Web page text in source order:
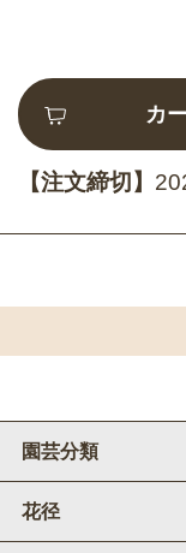
カ
【注文締切】
園芸分類
花径